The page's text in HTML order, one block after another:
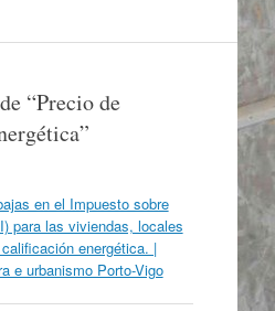
“Precio de
”
en el Impuesto sobre
para las viviendas, locales
energética. |
e urbanismo Porto-Vigo